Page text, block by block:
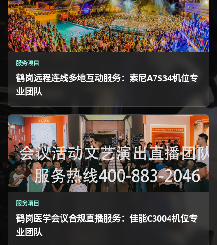
服务项目
鹤岗远程连线多地互动服务：索尼A7S34机位专
业团队
服务项目
鹤岗医学会议合规直播服务：佳能C3004机位专
业团队